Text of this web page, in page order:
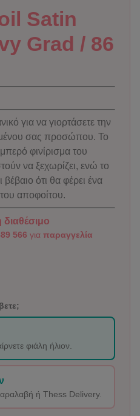
Satin
Grad / 86
για να γιορτάσετε την
σας προσώπου. Το
φινίρισμα του
να ξεχωρίζει, ενώ το
ότι θα φέρει ένα
αποφοίτου.
διαθέσιμο
566 για παραγγελία
φιάλη ήλιον.
ή Thess Delivery.